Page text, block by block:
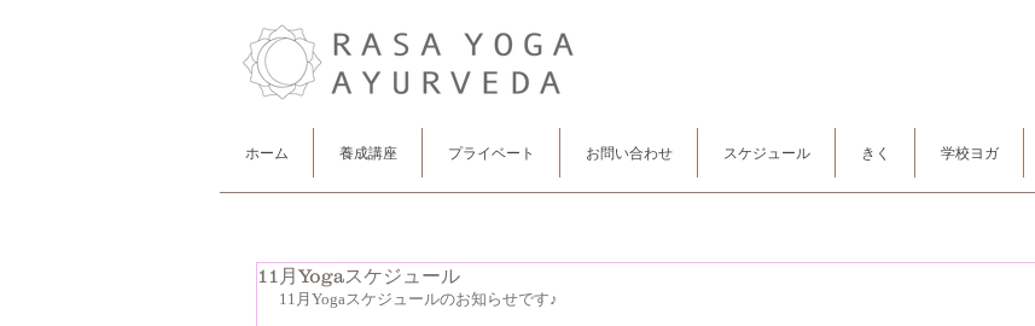
ホーム 養成講座 プライベート お問い合わせ スケジュール きく 学校ヨガ
11月Yogaスケジュール
11月Yogaスケジュールのお知らせです♪